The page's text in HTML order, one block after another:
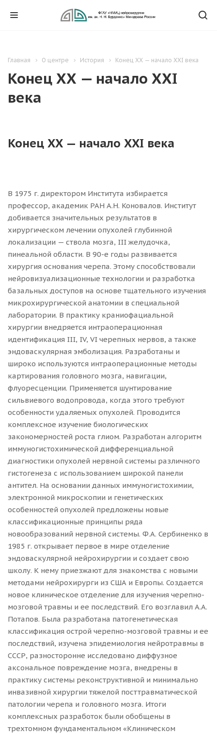
Главная О центре История Конец ХХ — начало ХХI века
Конец ХХ — начало ХХI
века
Конец ХХ — начало ХХI века
В 1975 г. директором Института избирается
профессор, академик РАН А.Н. Коновалов. Институт
добивается значительных результатов в
хирургическом лечении опухолей глубинной
локализации — ствола мозга, III желудочка,
пинеальной области. В 90-е годы развивается
хирургия основания черепа. Этому способствовали
нейровизуализационные технологии и разработка
базальных доступов на основе тщательного изучения
микрохирургической анатомии в специальной
лаборатории. В практику краниофациальной
хирургии внедряется интраоперационная
идентификация III, IV, VI черепных нервов, а также
эндоваскулярная эмболизация. Разработаны и
широко используются интраоперационные методы
картирования головного мозга, навигации,
флуоресценции. Применяется шунтирование
сильвиевого водопровода, когда этого требуют
особенности удаляемых опухолей. Проводится
комплексное изучение биологических
закономерностей роста глиом. Разработан алгоритм
иммуногистохимической дифференциальной
диагностики опухолей нервной системы различного
гистогенеза с использованием широкой панели
антител. На основании данных иммуногистохимии,
электронной микроскопии и генетических
особенностей опухолей предложены новые
классификационные принципы ряда
новообразований нервной системы. Ф.А. Сербиненко в
1985 г. открывает первое в мире отделение
эндоваскулярной нейрохирургии и создает свою
школу. К нему приезжают для знакомства с новыми
методами нейрохирурги из США и Европы. Создается
новое клиническое отделение для изучения черепно-
мозговой травмы и ее последствий. Его возглавил А.А.
Потапов. Была разработана патогенетическая
классификация острой черепно-мозговой травмы и ее
последствий, изучена эпидемиология нейротравмы в
СССР, разносторонне исследовано диффузное
аксональное повреждение мозга, внедрены в
практику системы реконструктивной и минимально
инвазивной хирургии тяжелой посттравматической
патологии черепа и головного мозга. Итоги
комплексных разработок были обобщены в
трехтомном фундаментальном «Клиническом